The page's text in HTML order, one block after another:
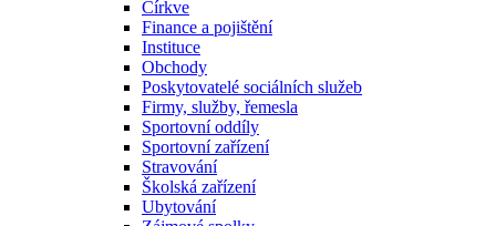
Církve
Finance a pojištění
Instituce
Obchody
Poskytovatelé sociálních služeb
Firmy, služby, řemesla
Sportovní oddíly
Sportovní zařízení
Stravování
Školská zařízení
Ubytování